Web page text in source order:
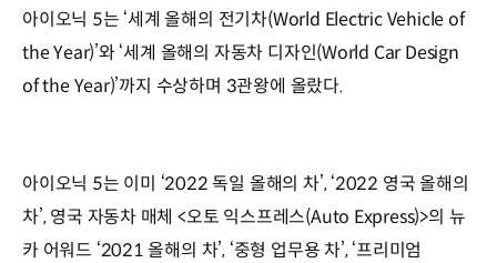
아이오닉 5는 ‘세계 올해의 전기차(World Electric Vehicle of
the Year)’와 ‘세계 올해의 자동차 디자인(World Car Design
of the Year)’까지 수상하며 3관왕에 올랐다.
아이오닉 5는 이미 ‘2022 독일 올해의 차’, ‘2022 영국 올해의
차’, 영국 자동차 매체 <오토 익스프레스(Auto Express)>의 뉴
카 어워드 ‘2021 올해의 차’, ‘중형 업무용 차’, ‘프리미엄